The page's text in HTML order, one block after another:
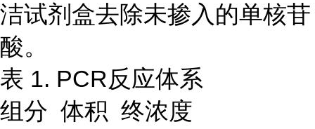
洁试剂盒去除未掺入的单核苷
酸。
表 1. PCR反应体系
组分 体积 终浓度